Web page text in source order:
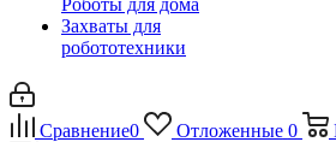
Роботы для дома
Захваты для
робототехники
Сравнение0 Отложенные 0